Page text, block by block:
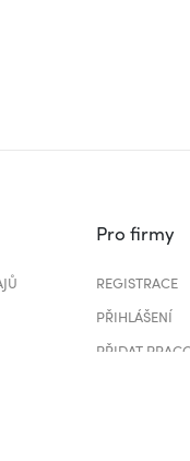
Pro firmy
REGISTRACE
PŘIHLÁŠENÍ
PŘIDAT